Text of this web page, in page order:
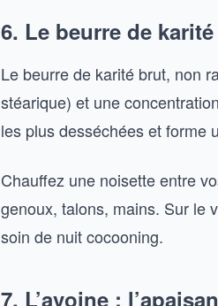
6. Le beurre de
Le beurre de karité brut, non
stéarique) et une
les plus desséchées et forme
Chauffez une noisette entre
genoux, talons, mains. Sur le
soin de nuit cocooning.
7. L’avoine :